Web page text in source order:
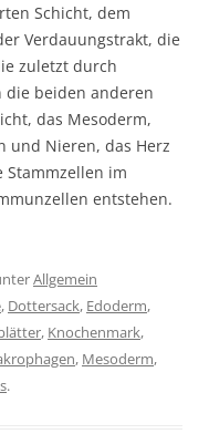
Schicht, dem
Verdauungstrakt, die
zuletzt durch
die beiden anderen
das Mesoderm,
und Nieren, das Herz
Stammzellen im
entstehen.
Allgemein
, Dottersack, Edoderm,
, Knochenmark,
, Mesoderm,
.